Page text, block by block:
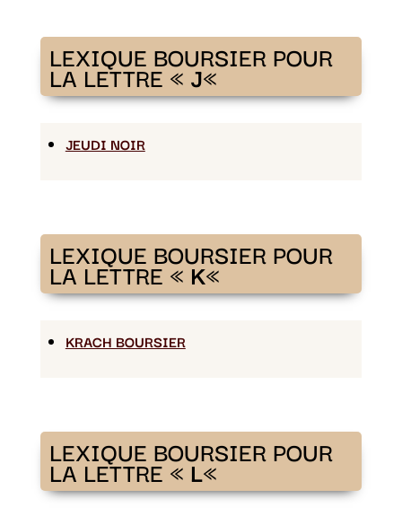
LEXIQUE BOURSIER POUR
LA LETTRE «J«
JEUDI NOIR
LEXIQUE BOURSIER POUR
LA LETTRE «K«
KRACH BOURSIER
LEXIQUE BOURSIER POUR
LA LETTRE «L«